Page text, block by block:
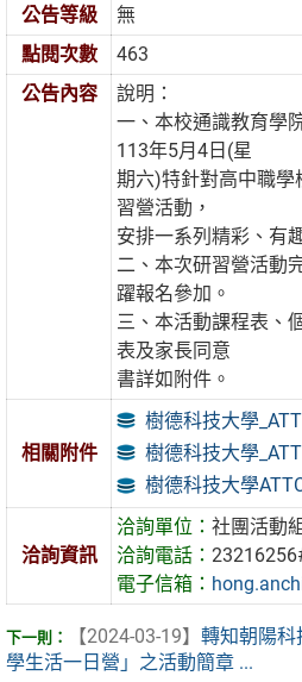
公告等級
無
點閱次數
463
公告內容
說明：
一、本校通識教育學
113年5月4日(星
期六)特針對高中職
習營活動，
安排一系列精彩、有
二、本次研習營活動
躍報名參加。
三、本活動課程表、
表及家長同意
書詳如附件。
相關附件
樹德科技大學
樹德科技大學
樹德科技大學
洽詢資訊
洽詢單位：社團活動
洽詢電話：
電子信箱：
【2024-03-19】 轉知朝陽科
學生活一日營」之活動簡章 ...